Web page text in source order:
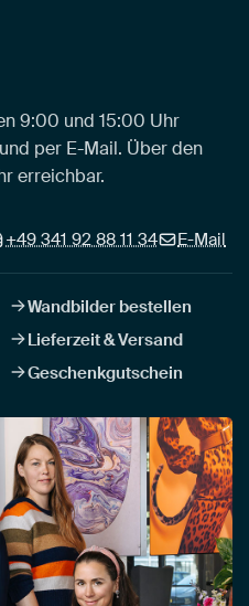
9:00 und 15:00 Uhr
per E-Mail. Über den
erreichbar.
+49 341 92 88 11 34 E-Mail
Wandbilder bestellen
Lieferzeit & Versand
Geschenkgutschein